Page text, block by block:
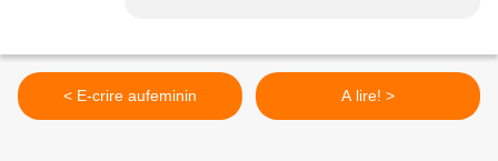
< E-crire aufeminin A lire! >